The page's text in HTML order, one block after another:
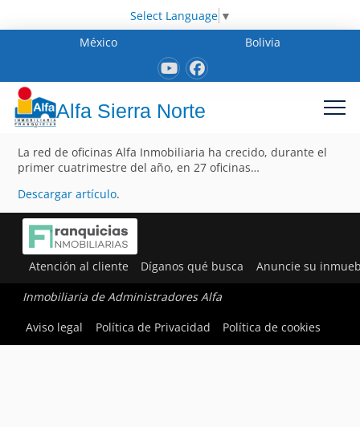
Select Language ▼
México
Bolivia
Alfa Sierra Norte
La red de oficinas Alfa Inmobiliaria ha crecido, durante el
primer cuatrimestre del año, en 27 oficinas…
Descargar artículo.
Atención al cliente Díganos qué busca Anuncie su
Inmobiliaria de Administradores Alfa
Aviso legal
Política de Privacidad Política de cookies